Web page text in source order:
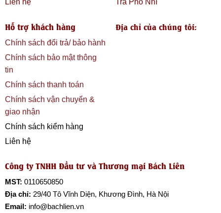
Liên hệ
Trà Phổ Nhĩ
Hỗ trợ khách hàng
Chính sách đổi trả/ bảo hành
Chính sách bảo mật thông
tin
Chính sách thanh toán
Chính sách vận chuyển &
giao nhận
Chính sách kiểm hàng
Liên hệ
Địa chỉ của chúng tôi:
Công ty TNHH Đầu tư và Thương mại Bách Liên
MST: 0110650850
Địa chỉ: 29/40 Tô Vĩnh Diện, Khương Đình, Hà Nội
Email: info@bachlien.vn